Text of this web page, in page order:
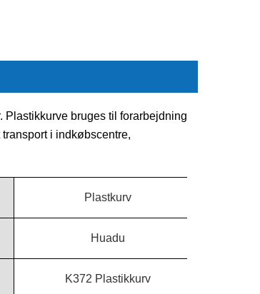
Plastikkurve bruges til forarbejdning
i indkøbscentre,
Plastkurv
Huadu
K372 Plastikkurv